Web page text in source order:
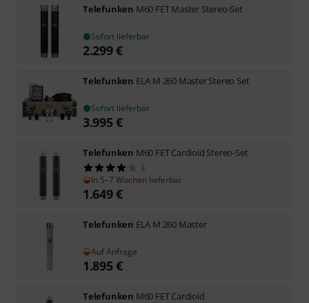
Telefunken M60 FET Master Stereo-Set
Sofort lieferbar
2.299€
Telefunken ELA M 260 Master Stereo Set
Sofort lieferbar
3.995€
Telefunken M60 FET Cardioid Stereo-Set
3
In 5–7 Wochen lieferbar
1.649€
Telefunken ELA M 260 Master
Auf Anfrage
1.895€
Telefunken M60 FET Cardioid